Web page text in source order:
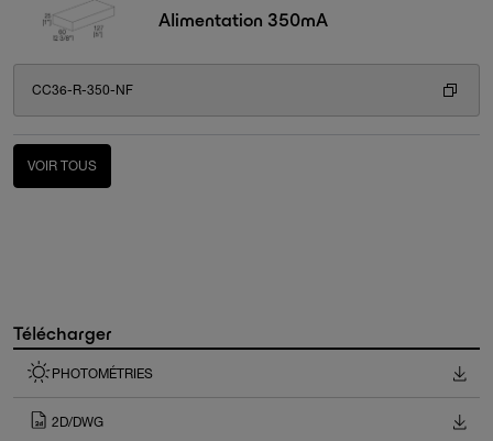
Alimentation 350mA
CC36-R-350-NF
VOIR TOUS
Télécharger
PHOTOMÉTRIES
2D/DWG